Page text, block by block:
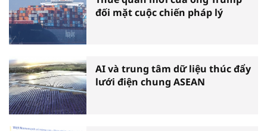
đối mặt cuộc chiến pháp lý
AI và trung tâm dữ liệu thúc đẩy
lưới điện chung ASEAN